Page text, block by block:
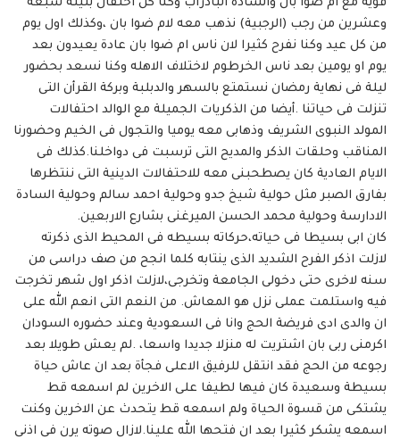
قوية مع ام ضوا بان والسادة البادراب وكنا كل احتفال بليلة سبعة
وعشرين من رجب (الرجبية) نذهب معه لام ضوا بان ،وكذلك اول يوم
من كل عيد وكنا نفرح كثيرا لان ناس ام ضوا بان عادة يعيدون بعد
يوم او يومين بعد ناس الخرطوم لاختلاف الاهله وكنا نسعد بحضور
ليلة فى نهاية رمضان نستمتع بالسهر والدبلبة وبركة القرأن التى
تنزلت فى حياتنا .أيضا من الذكريات الجميلة مع الوالد احتفالات
المولد النبوى الشريف وذهابى معه يوميا والتجول فى الخيم وحضورنا
المناقب وحلقات الذكر والمديح التى ترسبت فى دواخلنا.كذلك فى
الايام العادية كان يصطحبنى معه للاحتفالات الدينية التى ننتظرها
بفارق الصبر مثل حولية شيخ جدو وحولية احمد سالم وحولية السادة
الادارسة وحولية محمد الحسن الميرغنى بشارع الاربعين.
كان ابى بسيطا فى حياته،حركاته بسيطه فى المحيط الذى ذكرته
لازلت اذكر الفرح الشديد الذى ينتابه كلما انجح من صف دراسى من
سنه لاخرى حتى دخولى الجامعة وتخرجى،لازلت اذكر اول شهر تخرجت
فيه واستلمت عملى نزل هو المعاش. من النعم التى انعم الله على
ان والدى ادى فريضة الحج وانا فى السعودية وعند حضوره السودان
اكرمنى ربى بان اشتريت له منزلا جديدا واسعا، .لم يعش طويلا بعد
رجوعه من الحج فقد انتقل للرفيق الاعلى فجأة بعد ان عاش حياة
بسيطة وسعيدة كان فيها لطيفا على الاخرين لم اسمعه قط
يشتكى من قسوة الحياة ولم اسمعه قط يتحدث عن الاخرين وكنت
اسمعه يشكر كثيرا بعد ان فتحها الله علينا.لازال صوته يرن فى اذنى